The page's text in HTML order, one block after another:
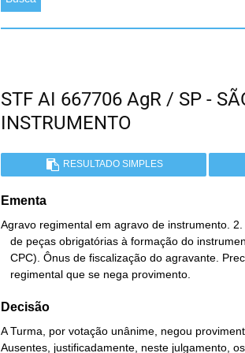
STF AI 667706 AgR / SP -
INSTRUMENTO
RESULTADO SIMPLES
Ementa
Agravo regimental em agravo de instrumento. 2.
   regimental que se nega provimento.
Decisão
A Turma, por votação unânime, negou
Ausentes, justificadamente, neste julgamento,